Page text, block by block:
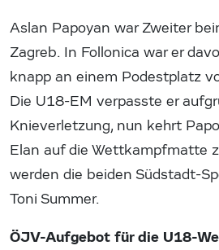
Aslan Papoyan war Zweiter
Zagreb. In Follonica war er
knapp an einem Podestplatz
Die U18-EM verpasste er
Knieverletzung, nun kehrt
Elan auf die Wettkampfmatte
werden die beiden Südstadt-
Toni Summer.
ÖJV-Aufgebot für die U18-